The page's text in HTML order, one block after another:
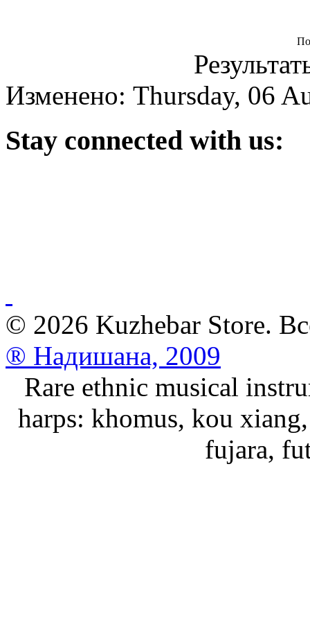
Изменено: Thursday, 06
Stay connected with us:
© 2026 Kuzhebar Store.
® Надишана, 2009
Rare ethnic musical
harps: khomus, kou
fujara,